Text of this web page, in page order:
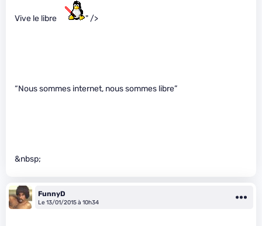
Vive le libre " />
“Nous sommes internet, nous sommes libre”
&nbsp;
FunnyD
Le 13/01/2015 à 10h34